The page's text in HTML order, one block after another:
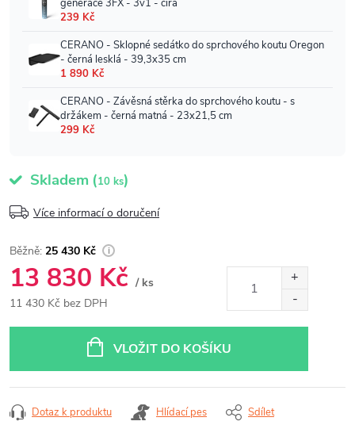
Skladem (10 ks)
Více informací o doručení
25 430 Kč
13 830 Kč / ks
11 430 Kč bez DPH
VLOŽIT DO KOŠÍKU
Dotaz k produktu Hlídací pes Sdílet